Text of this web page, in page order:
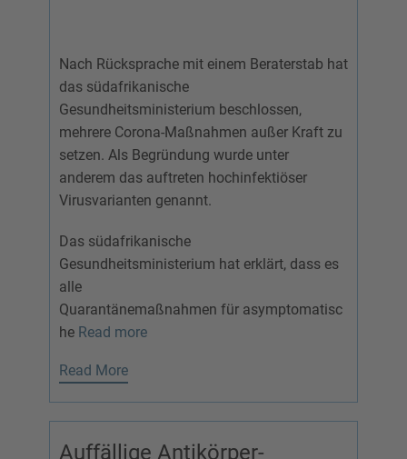
Nach Rücksprache mit einem Beraterstab hat
das südafrikanische
Gesundheitsministerium beschlossen,
mehrere Corona-Maßnahmen außer Kraft zu
setzen. Als Begründung wurde unter
anderem das auftreten hochinfektiöser
Virusvarianten genannt.
Das südafrikanische
Gesundheitsministerium hat erklärt, dass es
alle
Quarantänemaßnahmen für asymptomatisc
he Read more
Read More
Auffällige Antikörper-